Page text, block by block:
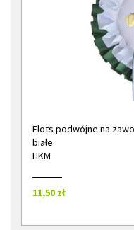
Flots podwójne na
białe
HKM
11,50 zł